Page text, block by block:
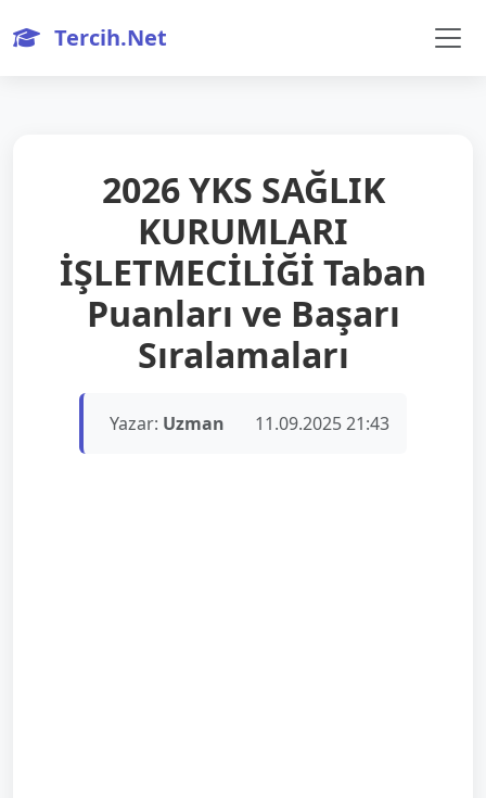
Tercih.Net
2026 YKS SAĞLIK
KURUMLARI
İŞLETMECİLİĞİ Taban
Puanları ve Başarı
Sıralamaları
Yazar: Uzman 11.09.2025 21:43